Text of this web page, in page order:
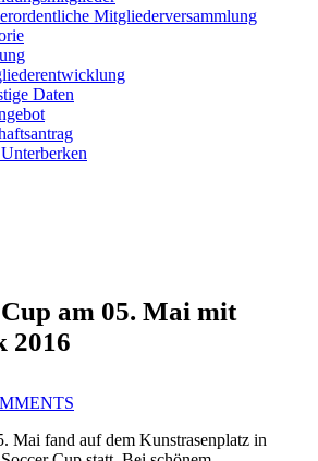
Mitgliederversammlung
Daten
Cup am 05. Mai mit
2016
Mai fand auf dem Kunstrasenplatz in